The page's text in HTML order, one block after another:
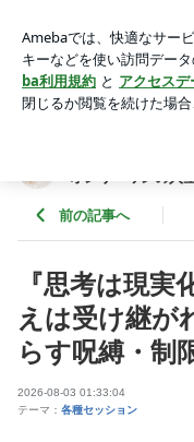
過程がもたらす呪縛・
成しえないオンリーワ
アプリをダウンロード
ょう。
オンリーワンの人
前の記事へ
『思考は現
えは受け継が
らす呪縛・制
2026-08-03 01:33:04
テーマ： 各種セッション